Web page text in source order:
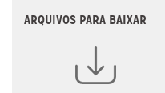
ARQUIVOS PARA BAIXAR